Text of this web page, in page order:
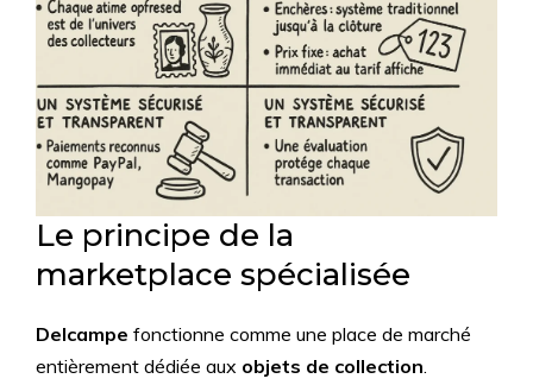
Le principe de la
marketplace spécialisée
Delcampe fonctionne comme une place de marché
entièrement dédiée aux objets de collection.